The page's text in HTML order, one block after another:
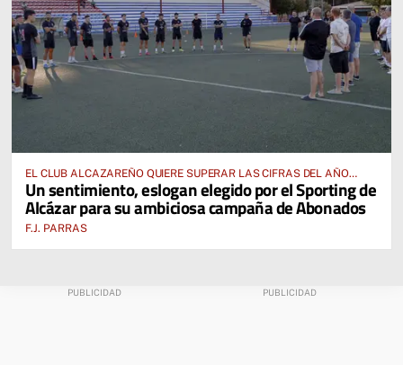
EL CLUB ALCAZAREÑO QUIERE SUPERAR LAS CIFRAS DEL AÑO
PASADO E INCLUSO DUPLICARLAS
Un sentimiento, eslogan elegido por el Sporting de
Alcázar para su ambiciosa campaña de Abonados
F.J. PARRAS